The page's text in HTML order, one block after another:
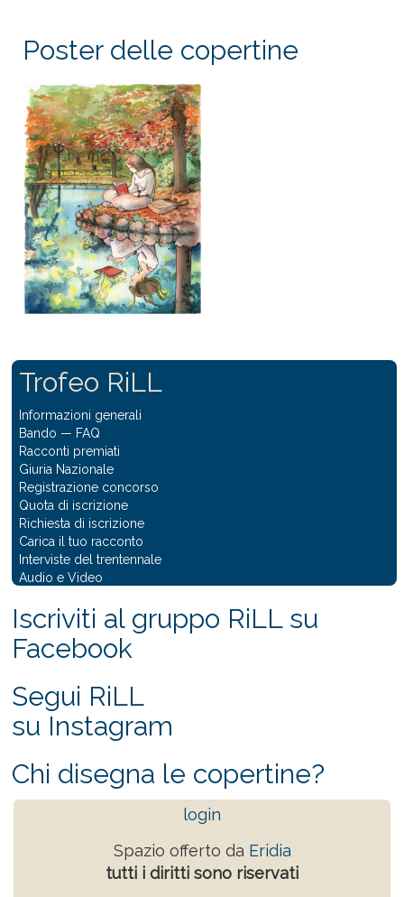
Poster delle copertine
Trofeo RiLL
Informazioni generali
Bando — FAQ
Racconti premiati
Giuria Nazionale
Registrazione concorso
Quota di iscrizione
Richiesta di iscrizione
Carica il tuo racconto
Interviste del trentennale
Audio e Video
Iscriviti al gruppo RiLL su
Facebook
Segui RiLL
su Instagram
Chi disegna le copertine?
login
Spazio offerto da Eridia
tutti i diritti sono riservati